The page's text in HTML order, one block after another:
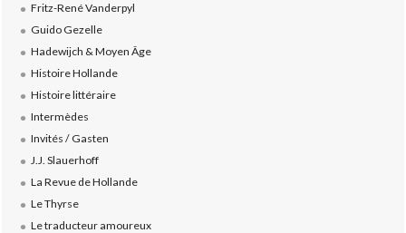
Fritz-René Vanderpyl
Guido Gezelle
Hadewijch & Moyen Âge
Histoire Hollande
Histoire littéraire
Intermèdes
Invités / Gasten
J.J. Slauerhoff
La Revue de Hollande
Le Thyrse
Le traducteur amoureux